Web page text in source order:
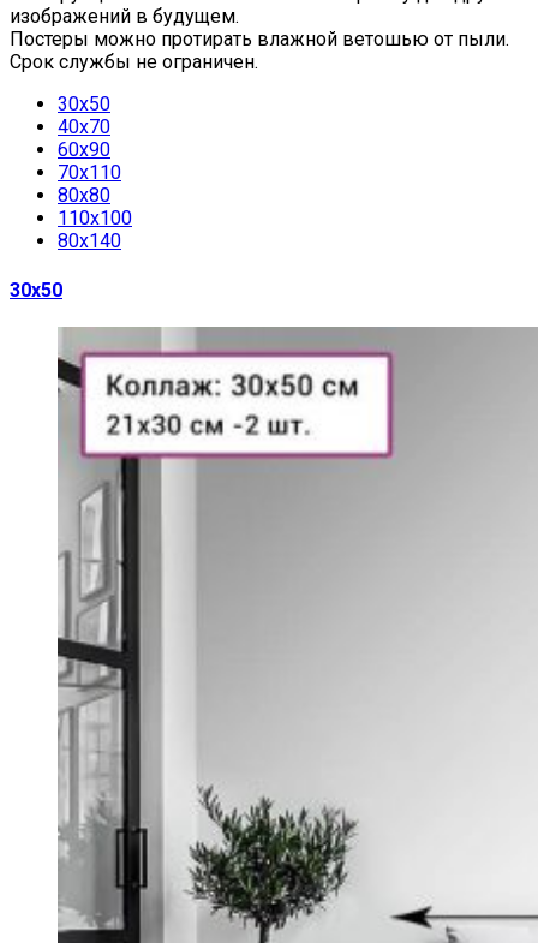
изображений в будущем.
Постеры можно протирать влажной ветошью от пыли.
Срок службы не ограничен.
30х50
40х70
60х90
70х110
80х80
110х100
80х140
30х50